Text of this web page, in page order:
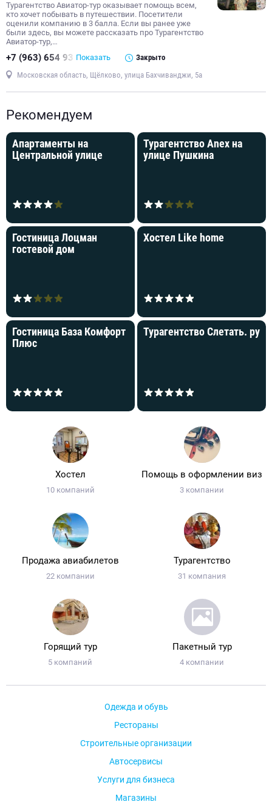
Турагентство Авиатор-тур оказывает помощь всем,
кто хочет побывать в путешествии. Посетители
оценили компанию в 3 балла. Если вы ранее уже
были здесь, вы можете рассказать про Турагентство
Авиатор-тур,…
+7 (963) 654 93 Показать Закрыто
Московская область, Щёлково, улица Бахчиванджи, 5а
Рекомендуем
Апартаменты на
Центральной улице
Турагентство Anex на
улице Пушкина
Гостиница Лоцман
гостевой дом
Хостел Like home
Гостиница База Комфорт
Плюс
Турагентство Слетать. ру
Хостел
10 компаний
Помощь в оформлении виз
3 компании
Продажа авиабилетов
22 компании
Турагентство
31 компания
Горящий тур
5 компаний
Пакетный тур
4 компании
Одежда и обувь
Рестораны
Строительные организации
Автосервисы
Услуги для бизнеса
Магазины